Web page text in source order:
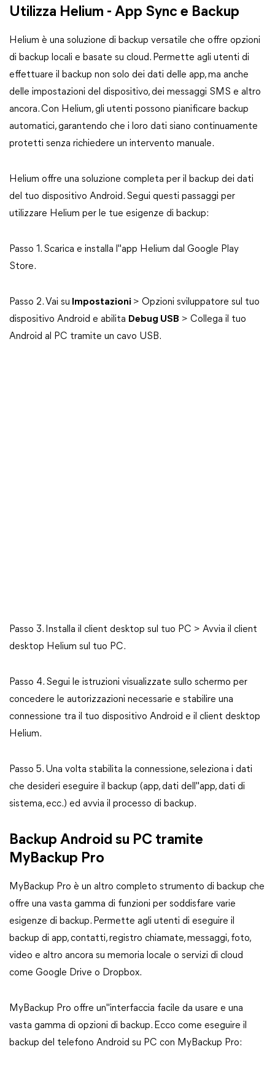
Utilizza Helium - App Sync e Backup
Helium è una soluzione di backup versatile che offre opzioni
di backup locali e basate su cloud. Permette agli utenti di
effettuare il backup non solo dei dati delle app, ma anche
delle impostazioni del dispositivo, dei messaggi SMS e altro
ancora. Con Helium, gli utenti possono pianificare backup
automatici, garantendo che i loro dati siano continuamente
protetti senza richiedere un intervento manuale.
Helium offre una soluzione completa per il backup dei dati
del tuo dispositivo Android. Segui questi passaggi per
utilizzare Helium per le tue esigenze di backup:
Passo 1. Scarica e installa l"app Helium dal Google Play
Store.
Passo 2. Vai su Impostazioni > Opzioni sviluppatore sul tuo
dispositivo Android e abilita Debug USB > Collega il tuo
Android al PC tramite un cavo USB.
Passo 3. Installa il client desktop sul tuo PC > Avvia il client
desktop Helium sul tuo PC.
Passo 4. Segui le istruzioni visualizzate sullo schermo per
concedere le autorizzazioni necessarie e stabilire una
connessione tra il tuo dispositivo Android e il client desktop
Helium.
Passo 5. Una volta stabilita la connessione, seleziona i dati
che desideri eseguire il backup (app, dati dell"app, dati di
sistema, ecc.) ed avvia il processo di backup.
Backup Android su PC tramite
MyBackup Pro
MyBackup Pro è un altro completo strumento di backup che
offre una vasta gamma di funzioni per soddisfare varie
esigenze di backup. Permette agli utenti di eseguire il
backup di app, contatti, registro chiamate, messaggi, foto,
video e altro ancora su memoria locale o servizi di cloud
come Google Drive o Dropbox.
MyBackup Pro offre un"interfaccia facile da usare e una
vasta gamma di opzioni di backup. Ecco come eseguire il
backup del telefono Android su PC con MyBackup Pro: